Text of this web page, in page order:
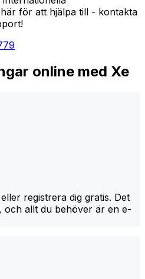
för att hjälpa till - kontakta
online med Xe
registrera dig gratis. Det
och allt du behöver är en e-